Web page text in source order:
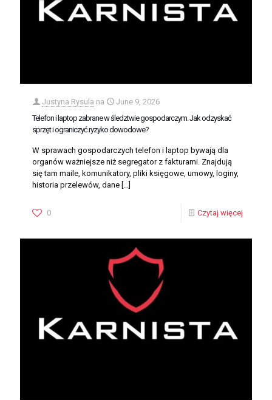
Justyna Rysula na
June 9, 2026
Telefon i laptop zabrane w śledztwie gospodarczym. Jak odzyskać
sprzęt i ograniczyć ryzyko dowodowe?
W sprawach gospodarczych telefon i laptop bywają dla
organów ważniejsze niż segregator z fakturami. Znajdują
się tam maile, komunikatory, pliki księgowe, umowy, loginy,
historia przelewów, dane
0 Czytaj więcej